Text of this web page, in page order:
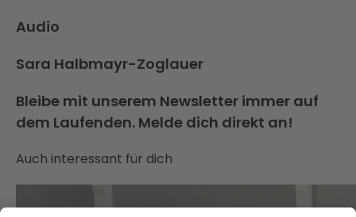
Audio
Sara Halbmayr-Zoglauer
Bleibe mit unserem Newsletter immer auf
dem Laufenden. Melde dich direkt an!
Auch interessant für dich